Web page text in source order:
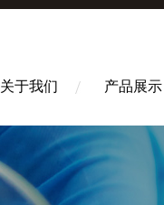
关于我们 产品展示